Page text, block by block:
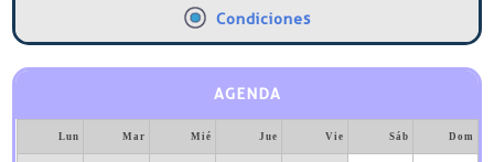
Condiciones
AGENDA
Lun Mar Mié Jue Vie Sáb Dom